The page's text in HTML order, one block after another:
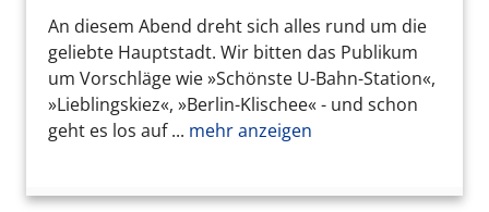
An diesem Abend dreht sich alles rund um die
geliebte Hauptstadt. Wir bitten das Publikum
um Vorschläge wie »Schönste U-Bahn-Station«,
»Lieblingskiez«, »Berlin-Klischee« - und schon
geht es los auf ... mehr anzeigen